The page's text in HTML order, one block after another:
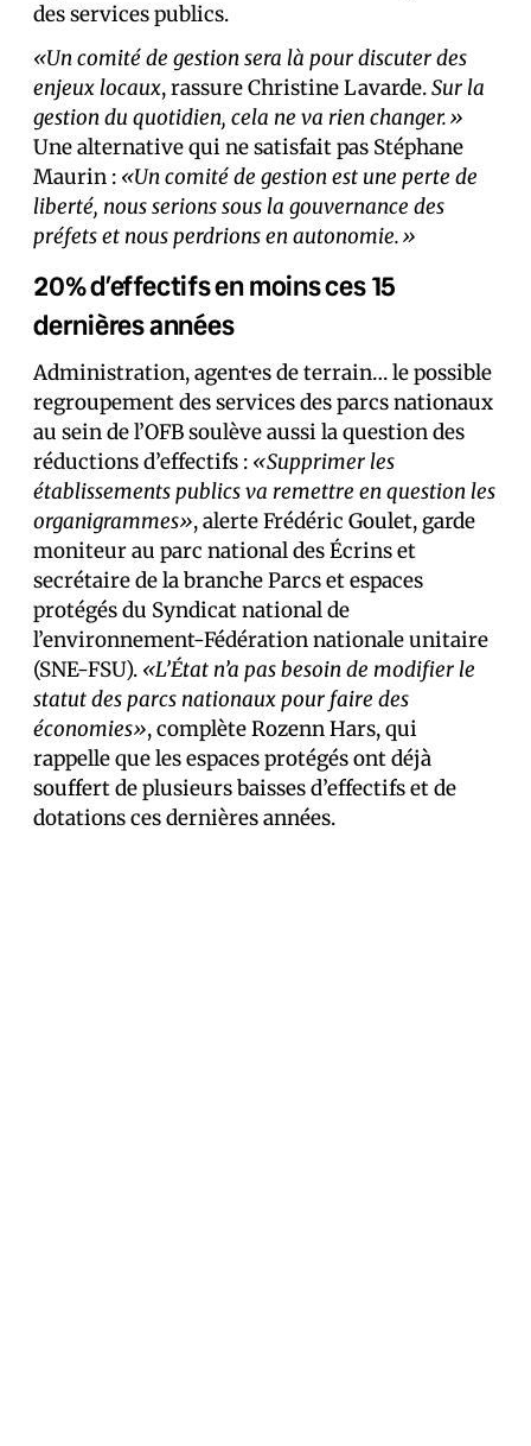
des services publics.
«Un comité de gestion sera là pour discuter des
enjeux locaux, rassure Christine Lavarde.Sur la
gestion du quotidien, cela ne va rien changer.»
Une alternative qui ne satisfait pas Stéphane
Maurin : «Un comité de gestion est une perte de
liberté, nous serions sous la gouvernance des
préfets et nous perdrions en autonomie.»
20% d’effectifs en moins ces 15
dernières années
Administration, agent·es de terrain… le possible
regroupement des services des parcs nationaux
au sein de l’OFB soulève aussi la question des
réductions d’effectifs : «Supprimer les
établissements publics va remettre en question les
organigrammes», alerte Frédéric Goulet, garde
moniteur au parc national des Écrins et
secrétaire de la branche Parcs et espaces
protégés du Syndicat national de
l’environnement-Fédération nationale unitaire
(SNE-FSU). «L’État n’a pas besoin de modifier le
statut des parcs nationaux pour faire des
économies», complète Rozenn Hars, qui
rappelle que les espaces protégés ont déjà
souffert de plusieurs baisses d’effectifs et de
dotations ces dernières années.